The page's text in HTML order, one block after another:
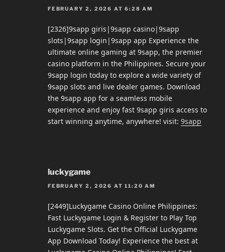
FEBRUARY 2, 2026 AT 6:28 AM
[2326]9sapp giris|9sapp casino|9sapp
slots|9sapp login|9sapp app Experience the
ultimate online gaming at 9sapp, the premier
casino platform in the Philippines. Secure your
9sapp login today to explore a wide variety of
9sapp slots and live dealer games. Download
the 9sapp app for a seamless mobile
experience and enjoy fast 9sapp giris access to
start winning anytime, anywhere! visit: 9sapp
luckygame
FEBRUARY 2, 2026 AT 11:20 AM
[2449]Luckygame Casino Online Philippines:
Fast Luckygame Login & Register to Play Top
Luckygame Slots. Get the Official Luckygame
App Download Today! Experience the best at